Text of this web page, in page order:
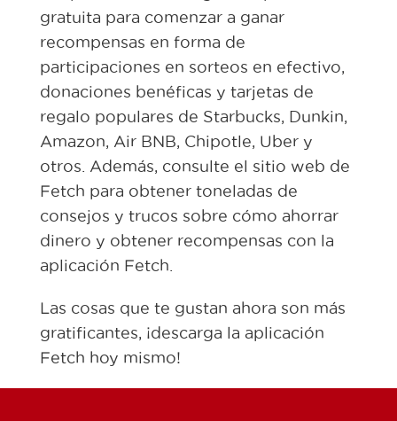
gratuita para comenzar a ganar
recompensas en forma de
participaciones en sorteos en efectivo,
donaciones benéficas y tarjetas de
regalo populares de Starbucks, Dunkin,
Amazon, Air BNB, Chipotle, Uber y
otros. Además, consulte el sitio web de
Fetch para obtener toneladas de
consejos y trucos sobre cómo ahorrar
dinero y obtener recompensas con la
aplicación Fetch.
Las cosas que te gustan ahora son más
gratificantes, ¡descarga la aplicación
Fetch hoy mismo!